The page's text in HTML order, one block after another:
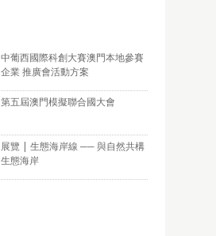
中葡西國際科創大賽澳門本地參賽
企業 推廣會活動方案
第五屆澳門模擬聯合國大會
展覽 | 生態海岸線 ── 與自然共構
生態海岸